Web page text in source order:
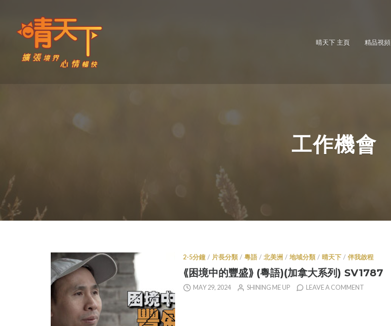
content
晴天下 主頁 精品視頻
工作機會
2-5分鐘 / 片長分類 / 粵語 / 北美洲 / 地域分類 / 晴天下 / 伴我啟程
⟪困境中的豐盛⟫ (粵語)(加拿大系列) SV1787
MAY 29, 2024 SHINING ME UP LEAVE A COMMENT